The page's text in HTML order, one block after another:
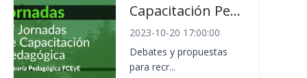
Capacitación Pe...
2023-10-20 17:00:00
Debates y propuestas
para recr...